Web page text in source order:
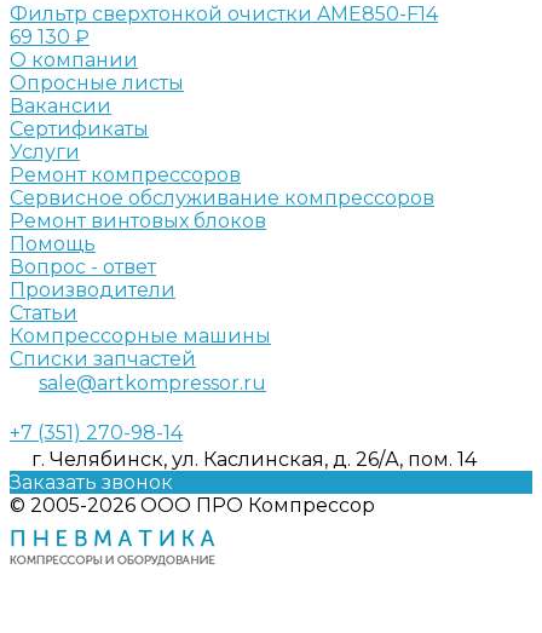
Фильтр сверхтонкой очистки AME850-F14
69 130 ₽
О компании
Опросные листы
Вакансии
Сертификаты
Услуги
Ремонт компрессоров
Сервисное обслуживание компрессоров
Ремонт винтовых блоков
Помощь
Вопрос - ответ
Производители
Статьи
Компрессорные машины
Списки запчастей
sale@artkompressor.ru
+7 (351) 270-98-14
г. Челябинск, ул. Каслинская, д. 26/А, пом. 14
Заказать звонок
© 2005-2026 ООО ПРО Компрессор